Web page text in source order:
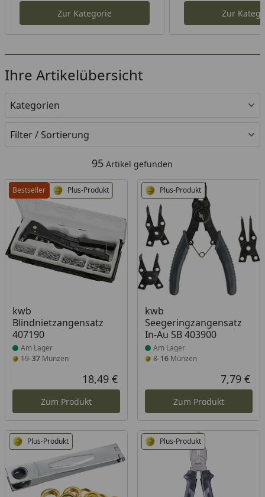
Zur Kategorie Zur
Ihre Artikelübersicht
Kategorien
Filter / Sortierung
95 Artikel gefunden
Bestseller Plus-Produkt
kwb
Blindnietzangensatz
407190
Produkt am Lager
Am Lager
1937 Münzen
Aktueller Preis
18,49 €
Zum Produkt
Plus-Produkt
kwb
Seegeringzangensatz
In-Au SB 403900
Produkt am Lager
Am Lager
816Münzen
7,79 €
Zum Produkt
Plus-Produkt Plus-Produkt